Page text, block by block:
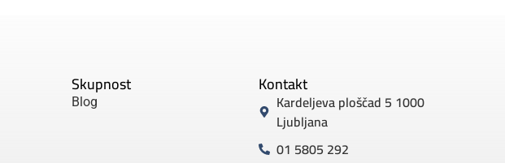
Skupnost
Blog
Kontakt
Kardeljeva ploščad 5 1000
Ljubljana
01 5805 292